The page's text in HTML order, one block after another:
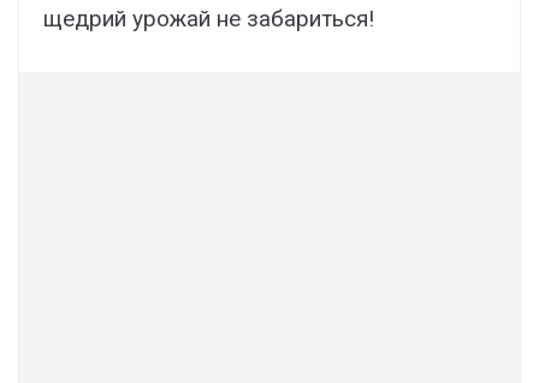
щедрий урожай не забариться!